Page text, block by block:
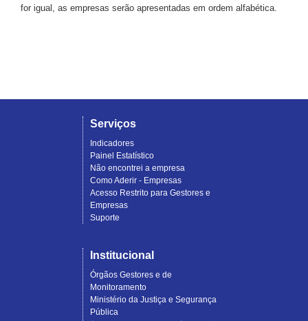
for igual, as empresas serão apresentadas em ordem alfabética.
Serviços
Indicadores
Painel Estatístico
Não encontrei a empresa
Como Aderir - Empresas
Acesso Restrito para Gestores e
Empresas
Suporte
Institucional
Órgãos Gestores e de
Monitoramento
Ministério da Justiça e Segurança
Pública